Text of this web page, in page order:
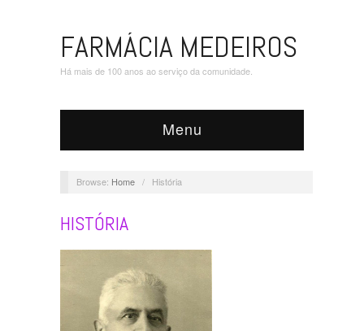
FARMÁCIA MEDEIROS
Há mais de 100 anos ao serviço da comunidade.
Menu
Browse: Home / História
HISTÓRIA